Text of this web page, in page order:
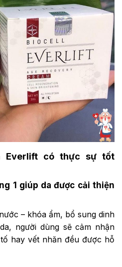
Everlift có thực sự tốt
1 giúp da được cải thiện
– khóa ẩm, bổ sung dinh
người dùng sẽ cảm nhận
hay vết nhăn đều được hỗ